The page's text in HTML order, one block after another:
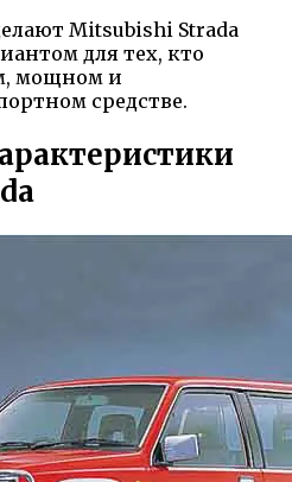
Mitsubishi Strada
для тех, кто
мощном и
средстве.